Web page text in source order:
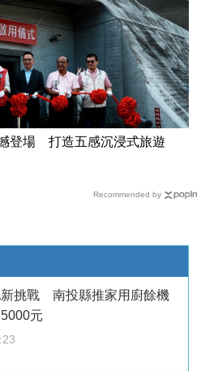
登場 打造五感沉浸式旅遊
Recommended by
挑戰 南投縣推家用廚餘機
5000元